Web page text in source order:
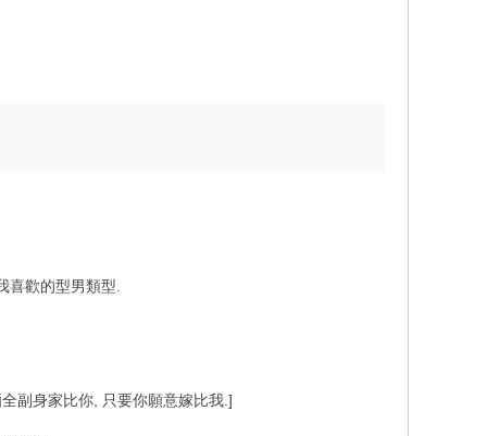
歡的型男類型.
副身家比你, 只要你願意嫁比我.]